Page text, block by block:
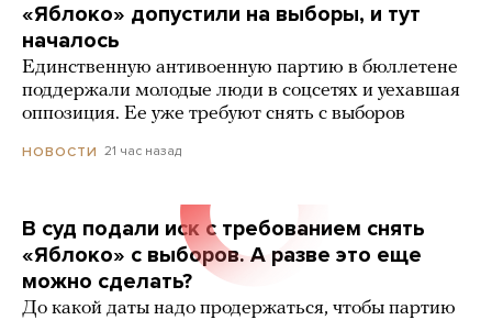
«Яблоко» допустили на выборы, и тут
началось
Единственную антивоенную партию в бюллетене
поддержали молодые люди в соцсетях и уехавшая
оппозиция. Ее уже требуют снять с выборов
НОВОСТИ 21 час назад
В суд подали иск с требованием снять
«Яблоко» с выборов. А разве это еще
можно сделать?
До какой даты надо продержаться, чтобы партию